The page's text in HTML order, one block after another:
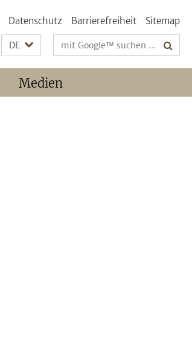
Datenschutz Barrierefreiheit Sitemap
DE Suchbegriffe
Medien